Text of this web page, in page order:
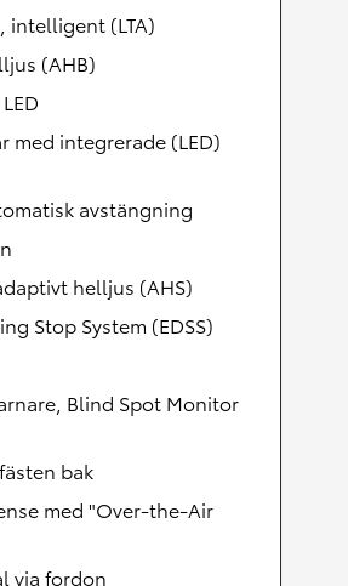
intelligent (LTA)
(AHB)
med integrerade (LED)
avstängning
helljus (AHS)
Stop System (EDSS)
Blind Spot Monitor
bak
med "Over-the-Air
via fordon